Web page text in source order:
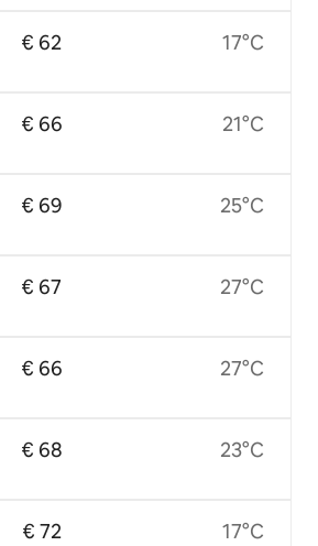
€ 62
€ 66
€ 69
€ 67
€ 66
€ 68
€ 72
17°C
21°C
25°C
27°C
27°C
23°C
17°C